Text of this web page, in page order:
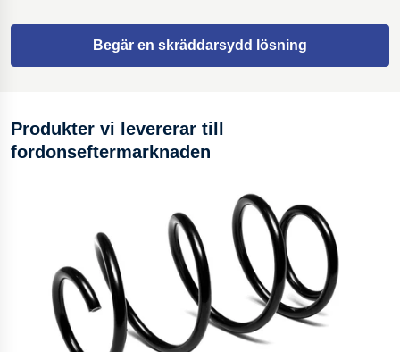
Begär en skräddarsydd lösning
Produkter vi levererar till
fordonseftermarknaden